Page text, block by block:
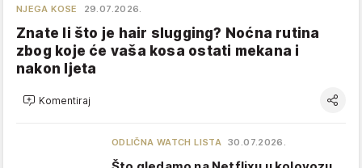
NJEGA KOSE 29.07.2026.
Znate li što je hair slugging? Noćna rutina
zbog koje će vaša kosa ostati mekana i
nakon ljeta
Komentiraj
ODLIČNA WATCH LISTA 30.07.2026.